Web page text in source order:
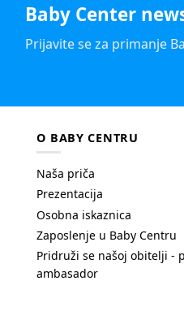
Baby Center
Prijavite se za primanje
O BABY CENTRU
Naša priča
Prezentacija
Osobna iskaznica
Zaposlenje u Baby Centru
Pridruži se našoj obitelji -
ambasador